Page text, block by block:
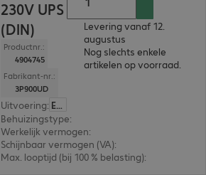
230V UPS
(DIN)
Productnr.:
4904745
Fabrikant-nr.:
3P900UD
Uitvoering: Europa
Behuizingstype:
Werkelijk vermogen:
Schijnbaar vermogen (VA):
Max. looptijd (bij 100 % belasting):
Levering vanaf 12.
augustus
Nog slechts enkele
artikelen op voorraad.